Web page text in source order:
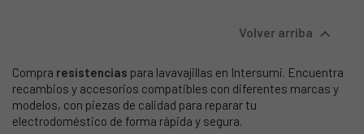
Volver arriba 
Compra resistencias para lavavajillas en Intersumi. Encuentra
recambios y accesorios compatibles con diferentes marcas y
modelos, con piezas de calidad para reparar tu
electrodoméstico de forma rápida y segura.